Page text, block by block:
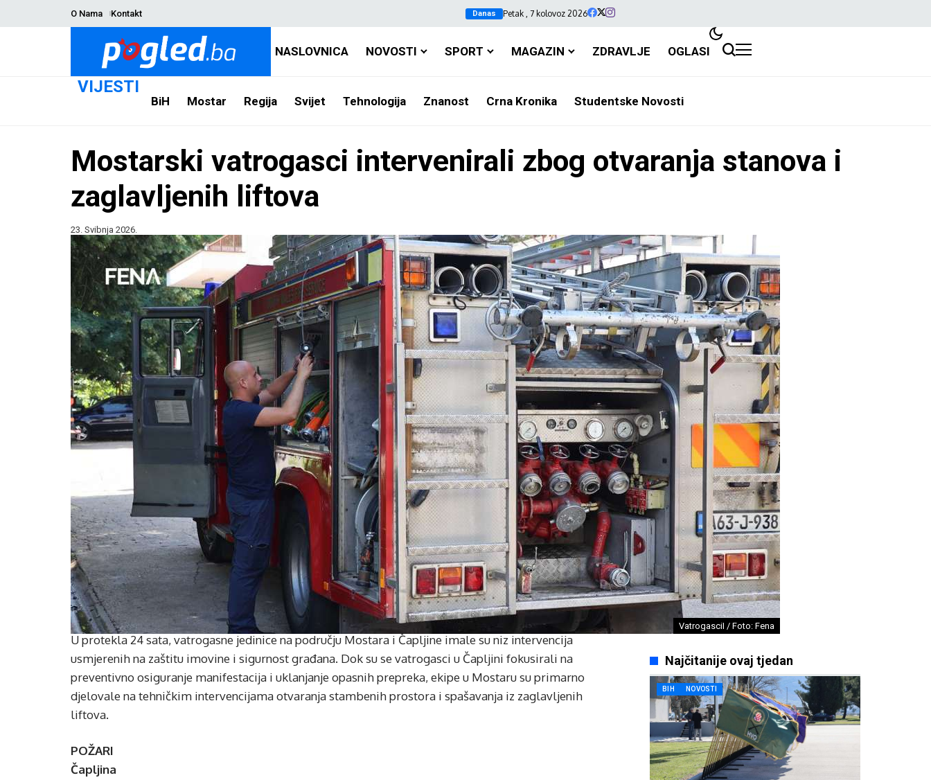
O Nama Kontakt Danas Petak , 7 kolovoz 2026
NASLOVNICA NOVOSTI SPORT MAGAZIN ZDRAVLJE OGLASI
VIJESTI
BiH Mostar Regija Svijet Tehnologija Znanost Crna Kronika Studentske Novosti
Mostarski vatrogasci intervenirali zbog otvaranja stanova i
zaglavljenih liftova
23. Svibnja 2026.
VatrogasciI / Foto: Fena
U protekla 24 sata, vatrogasne jedinice na području Mostara i Čapljine imale su niz intervencija
usmjerenih na zaštitu imovine i sigurnost građana. Dok su se vatrogasci u Čapljini fokusirali na
preventivno osiguranje manifestacija i uklanjanje opasnih prepreka, ekipe u Mostaru su primarno
djelovale na tehničkim intervencijama otvaranja stambenih prostora i spašavanja iz zaglavljenih
liftova.
POŽARI
Čapljina
Najčitanije ovaj tjedan
BIH NOVOSTI